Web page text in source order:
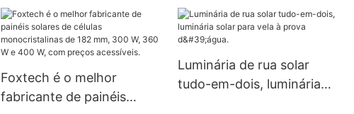
BB, disponível em
potências de 590 W, 620
W, 630 W e 650 W.
Equador, Brasil e
Colômbia, sistema off-grid
de 120 V.
Foxtech é o melhor
fabricante de painéis
Luminária de rua solar
tudo-em-dois, luminária